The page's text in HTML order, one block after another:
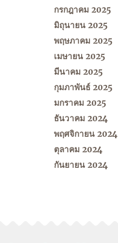
กรกฎาคม 2025
มิถุนายน 2025
พฤษภาคม 2025
เมษายน 2025
มีนาคม 2025
กุมภาพันธ์ 2025
มกราคม 2025
ธันวาคม 2024
พฤศจิกายน 2024
ตุลาคม 2024
กันยายน 2024